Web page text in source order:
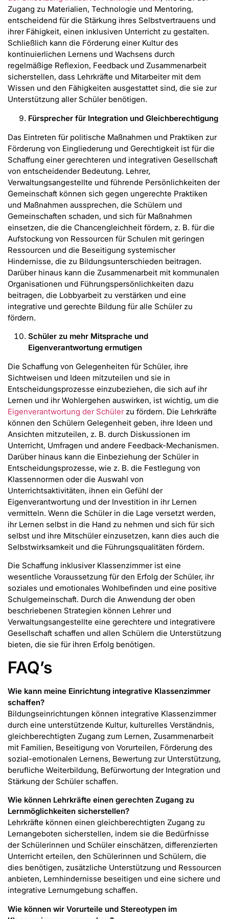
Zugang zu Materialien, Technologie und Mentoring,
entscheidend für die Stärkung ihres Selbstvertrauens und
ihrer Fähigkeit, einen inklusiven Unterricht zu gestalten.
Schließlich kann die Förderung einer Kultur des
kontinuierlichen Lernens und Wachsens durch
regelmäßige Reflexion, Feedback und Zusammenarbeit
sicherstellen, dass Lehrkräfte und Mitarbeiter mit dem
Wissen und den Fähigkeiten ausgestattet sind, die sie zur
Unterstützung aller Schüler benötigen.
Fürsprecher für Integration und Gleichberechtigung
Das Eintreten für politische Maßnahmen und Praktiken zur
Förderung von Eingliederung und Gerechtigkeit ist für die
Schaffung einer gerechteren und integrativen Gesellschaft
von entscheidender Bedeutung. Lehrer,
Verwaltungsangestellte und führende Persönlichkeiten der
Gemeinschaft können sich gegen ungerechte Praktiken
und Maßnahmen aussprechen, die Schülern und
Gemeinschaften schaden, und sich für Maßnahmen
einsetzen, die die Chancengleichheit fördern, z. B. für die
Aufstockung von Ressourcen für Schulen mit geringen
Ressourcen und die Beseitigung systemischer
Hindernisse, die zu Bildungsunterschieden beitragen.
Darüber hinaus kann die Zusammenarbeit mit kommunalen
Organisationen und Führungspersönlichkeiten dazu
beitragen, die Lobbyarbeit zu verstärken und eine
integrative und gerechte Bildung für alle Schüler zu
fördern.
Schüler zu mehr Mitsprache und
Eigenverantwortung ermutigen
Die Schaffung von Gelegenheiten für Schüler, ihre
Sichtweisen und Ideen mitzuteilen und sie in
Entscheidungsprozesse einzubeziehen, die sich auf ihr
Lernen und ihr Wohlergehen auswirken, ist wichtig, um die
Eigenverantwortung der Schülerzu fördern. Die Lehrkräfte
können den Schülern Gelegenheit geben, ihre Ideen und
Ansichten mitzuteilen, z. B. durch Diskussionen im
Unterricht, Umfragen und andere Feedback-Mechanismen.
Darüber hinaus kann die Einbeziehung der Schüler in
Entscheidungsprozesse, wie z. B. die Festlegung von
Klassennormen oder die Auswahl von
Unterrichtsaktivitäten, ihnen ein Gefühl der
Eigenverantwortung und der Investition in ihr Lernen
vermitteln. Wenn die Schüler in die Lage versetzt werden,
ihr Lernen selbst in die Hand zu nehmen und sich für sich
selbst und ihre Mitschüler einzusetzen, kann dies auch die
Selbstwirksamkeit und die Führungsqualitäten fördern.
Die Schaffung inklusiver Klassenzimmer ist eine
wesentliche Voraussetzung für den Erfolg der Schüler, ihr
soziales und emotionales Wohlbefinden und eine positive
Schulgemeinschaft. Durch die Anwendung der oben
beschriebenen Strategien können Lehrer und
Verwaltungsangestellte eine gerechtere und integrativere
Gesellschaft schaffen und allen Schülern die Unterstützung
bieten, die sie für ihren Erfolg benötigen.
FAQ’s
Wie kann meine Einrichtung integrative Klassenzimmer
schaffen?
Bildungseinrichtungen können integrative Klassenzimmer
durch eine unterstützende Kultur, kulturelles Verständnis,
gleichberechtigten Zugang zum Lernen, Zusammenarbeit
mit Familien, Beseitigung von Vorurteilen, Förderung des
sozial-emotionalen Lernens, Bewertung zur Unterstützung,
berufliche Weiterbildung, Befürwortung der Integration und
Stärkung der Schüler schaffen.
Wie können Lehrkräfte einen gerechten Zugang zu
Lernmöglichkeiten sicherstellen?
Lehrkräfte können einen gleichberechtigten Zugang zu
Lernangeboten sicherstellen, indem sie die Bedürfnisse
der Schülerinnen und Schüler einschätzen, differenzierten
Unterricht erteilen, den Schülerinnen und Schülern, die
dies benötigen, zusätzliche Unterstützung und Ressourcen
anbieten, Lernhindernisse beseitigen und eine sichere und
integrative Lernumgebung schaffen.
Wie können wir Vorurteile und Stereotypen im